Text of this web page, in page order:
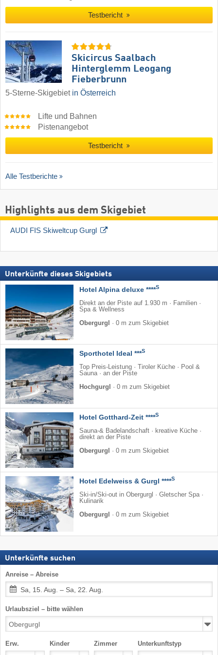
Testbericht
Skicircus Saalbach
Hinterglemm Leogang
Fieberbrunn
5-Sterne-Skigebiet in Österreich
Lifte und Bahnen
Pistenangebot
Testbericht
Alle Testberichte
Highlights aus dem Skigebiet
AUDI FIS Skiweltcup Gurgl
Unterkünfte dieses Skigebiets
Hotel Alpina deluxe ****S
Direkt an der Piste auf 1.930 m · Familien ·
Spa & Wellness
Obergurgl
· 0 m zum Skigebiet
Sporthotel Ideal ***S
Top Preis-Leistung · Tiroler Küche · Pool &
Sauna · an der Piste
Hochgurgl
· 0 m zum Skigebiet
Hotel Gotthard-Zeit ****S
Sauna-& Badelandschaft · kreative Küche ·
direkt an der Piste
Obergurgl
· 0 m zum Skigebiet
Hotel Edelweiss & Gurgl ****S
Ski-in/Ski-out in Obergurgl · Gletscher Spa ·
Kulinarik
Obergurgl
· 0 m zum Skigebiet
Unterkünfte suchen
Anreise – Abreise
Sa, 15. Aug. – Sa, 22. Aug.
Urlaubsziel – bitte wählen
Erw. Kinder Zimmer Unterkunftstyp